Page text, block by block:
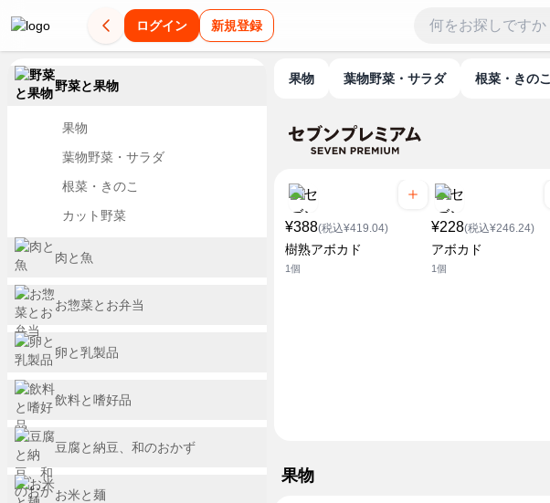
ログイン 新規登録
果物 葉物野菜・サラダ 根菜・きのこ
¥388(税込¥419.04)
樹熟アボカド
1個
¥228(税込¥246.24)
アボカド
1個
果物
野菜と果物
果物
葉物野菜・サラダ
根菜・きのこ
カット野菜
肉と魚
お惣菜とお弁当
卵と乳製品
飲料と嗜好品
豆腐と納豆、和のおかず
お米と麺